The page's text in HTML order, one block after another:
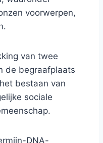
voorwerpen,
van twee
de begraafplaats
bestaan ​​van
sociale
DNA-